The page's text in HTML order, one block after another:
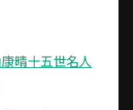
晴十五世名人